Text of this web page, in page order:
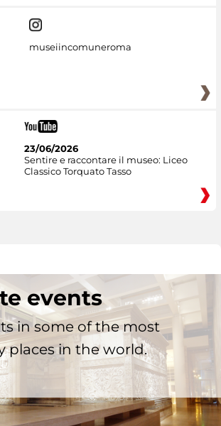
museiincomuneroma
23/06/2026
Sentire e raccontare il museo: Liceo
Classico Torquato Tasso
events
in some of the most
places in the world.